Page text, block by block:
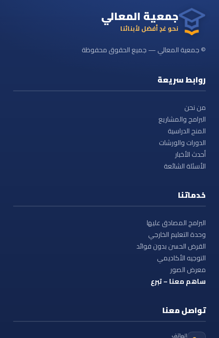
جمعية المعالي
نحو غدٍ أفضل لأبنائنا
© جمعية المعالي — جميع الحقوق محفوظة
روابط سريعة
من نحن
البرامج والمشاريع
المنح الدراسية
الدورات والورشات
أحدث الأخبار
الأسئلة الشائعة
خدماتنا
البرامج المصادق عليها
وحدة التعليم الخارجي
القرض الحسن بدون فوائد
التوجيه الأكاديمي
معرض الصور
ساهم معنا – تبرع
تواصل معنا
الهاتف